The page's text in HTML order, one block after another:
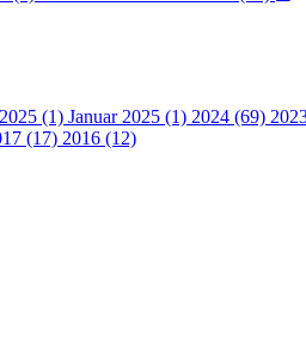
(1) Januar 2025 (1) 2024 (69)
(17) 2016 (12)